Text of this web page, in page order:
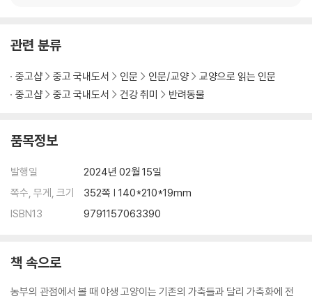
성격을 말해준다면 | 집사 따라 달라지는 성격
8 함께라서 더 즐거운
낯선 고양이와 친해지는 법 | 우리가 고양이를 키우는 이유 | 반려동물이
의 스트레스 줄이기 노하우 | 집사의 표정을 보고 감정 알아맞히기
에필로그: 그 어느 동물보다 뛰어난 고양이의 적응력
감사의 말
본문의 주
관련 분류
중고샵 중고 국내도서 인문 인문/교양
교양으로 읽는 인문
중고샵
중고 국내도서 건강 취미 반려동물
품목정보
발행일
2024년 02월 15일
쪽수, 무게, 크기
352쪽 | 140*210*19mm
ISBN13
9791157063390
책 속으로
농부의 관점에서 볼 때 야생 고양이는 기존의 가축들과 달리 가축화에 전